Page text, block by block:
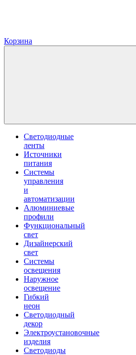
Корзина
Светодиодные
ленты
Источники
питания
Системы
управления
и
автоматизации
Алюминиевые
профили
Функциональный
свет
Дизайнерский
свет
Системы
освещения
Наружное
освещение
Гибкий
неон
Светодиодный
декор
Электроустановочные
изделия
Светодиоды